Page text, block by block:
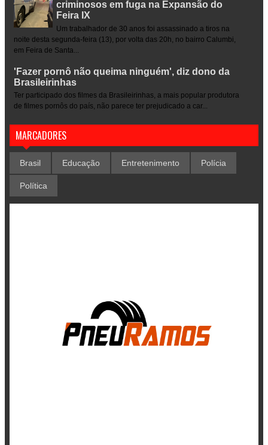
criminosos em fuga na Expansão do
Feira IX
Um trabalhador de 30 anos foi assassinado a tiros na
noite desta segunda-feira (13), por volta das 20h, no bairro Calumbi,
em Feira de Santa...
'Fazer pornô não queima ninguém', diz dono da
Brasileirinhas
Ter participado dos filmes da Brasileirinhas, a mais popular produtora
de filmes pornôs do país, não parece ter prejudicado a car...
MARCADORES
Brasil Educação Entretenimento Polícia
Política